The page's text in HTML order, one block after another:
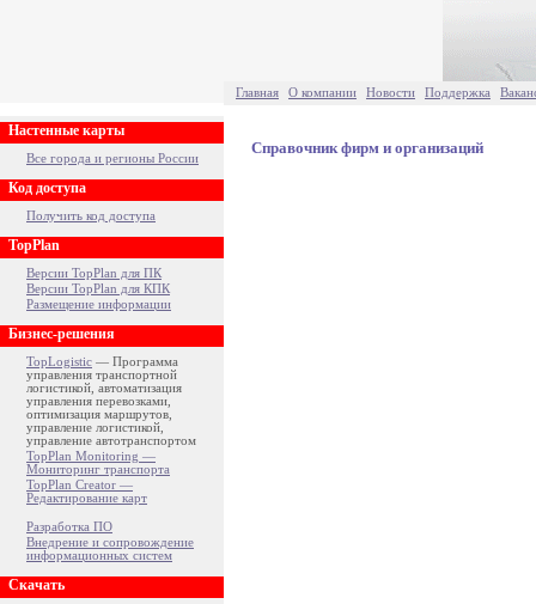
Главная О компании Новости Поддержка
Настенные карты
Все города и регионы России
Код доступа
Получить код доступа
TopPlan
Версии TopPlan для ПК
Версии TopPlan для КПК
Размещение информации
Бизнес-решения
TopLogistic — Программа
управления транспортной
логистикой, автоматизация
управления перевозками,
оптимизация маршрутов,
управление логистикой,
управление автотранспортом
TopPlan Monitoring —
Мониторинг транспорта
TopPlan Creator —
Редактирование карт
Разработка ПО
Внедрение и сопровождение
информационных систем
Скачать
Справочник фирм и организаций